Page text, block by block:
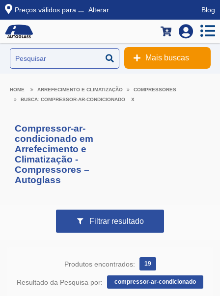
Preços válidos para ... Alterar Blog
Mais buscas
ARREFECIMENTO E CLIMATIZAÇÃO
COMPRESSORES
BUSCA: COMPRESSOR-AR-CONDICIONADO
X
Compressor-ar-
condicionado em
Arrefecimento e
Climatização -
Compressores –
Autoglass
Filtrar resultado
Produtos encontrados: 19
Resultado da Pesquisa por: compressor-ar-condicionado